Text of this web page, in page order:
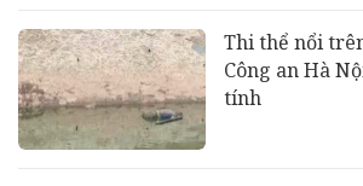
Thi thể nổi
Công an Hà
tính